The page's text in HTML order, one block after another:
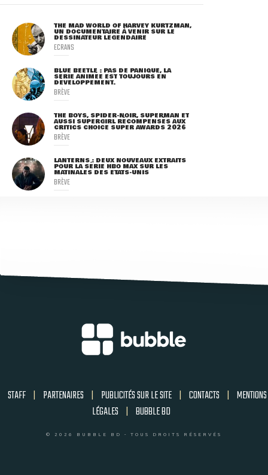
THE MAD WORLD OF HARVEY KURTZMAN,
UN DOCUMENTAIRE À VENIR SUR LE
DESSINATEUR LÉGENDAIRE
ECRANS
BLUE BEETLE : PAS DE PANIQUE, LA
SÉRIE ANIMÉE EST TOUJOURS EN
DÉVELOPPEMENT.
BRÈVE
THE BOYS, SPIDER-NOIR, SUPERMAN ET
AUSSI SUPERGIRL RÉCOMPENSÉS AUX
CRITICS CHOICE SUPER AWARDS 2026
BRÈVE
LANTERNS : DEUX NOUVEAUX EXTRAITS
POUR LA SÉRIE HBO MAX SUR LES
MATINALES DES ETATS-UNIS
BRÈVE
STAFF | PARTENAIRES | PUBLICITÉS SUR LE SITE | CONTACTS | MENTIONS
LÉGALES | BUBBLE BD
© 2026 BUBBLE BD - TOUS DROITS RÉSERVÉS